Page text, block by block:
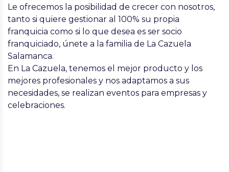
Le ofrecemos la posibilidad de crecer con nosotros,
tanto si quiere gestionar al 100% su propia
franquicia como si lo que desea es ser socio
franquiciado, únete a la familia de La Cazuela
Salamanca.
En La Cazuela, tenemos el mejor producto y los
mejores profesionales y nos adaptamos a sus
necesidades, se realizan eventos para empresas y
celebraciones.